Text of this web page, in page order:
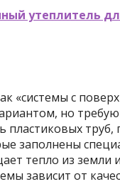
утеплитель
«системы с
но
пластиковых
заполнены
тепло из земли
зависит от